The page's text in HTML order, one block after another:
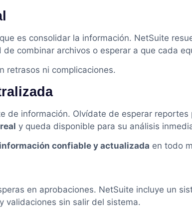
es consolidar la información. NetSuite
de combinar archivos o esperar a que cada
retrasos ni complicaciones.
de información. Olvídate de esperar
y queda disponible para su análisis
confiable y actualizada en todo
en aprobaciones. NetSuite incluye un
validaciones sin salir del sistema.